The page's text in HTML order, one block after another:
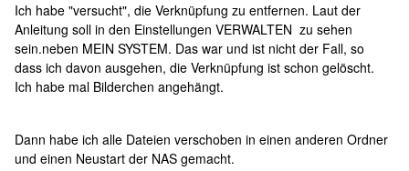
Ich habe "versucht", die Verknüpfung zu entfernen. Laut der
Anleitung soll in den Einstellungen VERWALTEN zu sehen
sein.neben MEIN SYSTEM. Das war und ist nicht der Fall, so
dass ich davon ausgehen, die Verknüpfung ist schon gelöscht.
Ich habe mal Bilderchen angehängt.
Dann habe ich alle Dateien verschoben in einen anderen Ordner
und einen Neustart der NAS gemacht.